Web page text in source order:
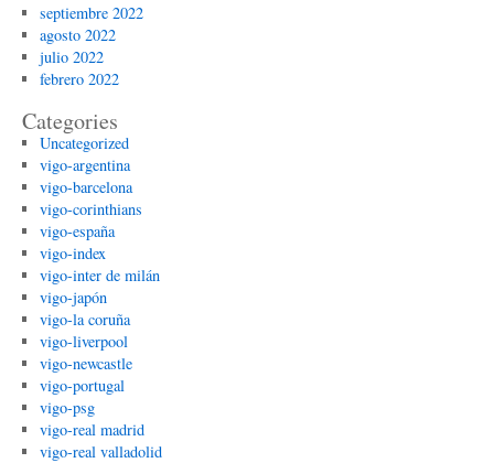
septiembre 2022
agosto 2022
julio 2022
febrero 2022
Categories
Uncategorized
vigo-argentina
vigo-barcelona
vigo-corinthians
vigo-españa
vigo-index
vigo-inter de milán
vigo-japón
vigo-la coruña
vigo-liverpool
vigo-newcastle
vigo-portugal
vigo-psg
vigo-real madrid
vigo-real valladolid